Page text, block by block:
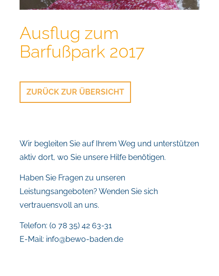
Ausflug zum
Barfußpark 2017
ZURÜCK ZUR ÜBERSICHT
Wir begleiten Sie auf Ihrem Weg und unterstützen
aktiv dort, wo Sie unsere Hilfe benötigen.
Haben Sie Fragen zu unseren
Leistungsangeboten? Wenden Sie sich
vertrauensvoll an uns.
Telefon: (0 78 35) 42 63-31
E-Mail: info@bewo-baden.de